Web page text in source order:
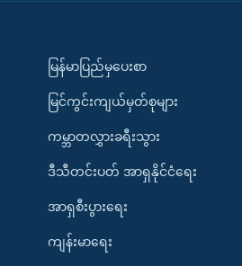
မြန်မာပြည်မှပေးစာ
မြင်ကွင်းကျယ်မှတ်စုများ
ကမ္ဘာတလွှားခရီးသွား
ဒီသီတင်းပတ် အာရှနိုင်ငံရေး
အာရှစီးပွားရေး
ကျန်းမာရေး